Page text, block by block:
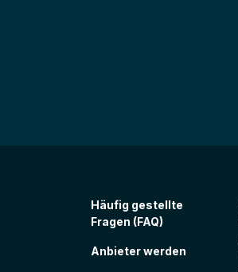
Häufig gestellte
Fragen (FAQ)
Anbieter werden